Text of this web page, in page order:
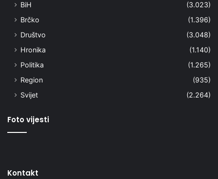
BiH
(3.023)
Brčko
(1.396)
Društvo
(3.048)
Hronika
(1.140)
Politika
(1.265)
Region
(935)
Svijet
(2.264)
Foto vijesti
Kontakt